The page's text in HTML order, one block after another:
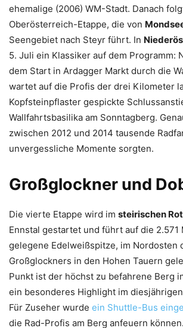
ehemalige (2006) WM-Stadt. Danach
Oberösterreich-Etappe, die von
Seengebiet nach Steyr führt. In
5. Juli ein Klassiker auf dem Programm:
dem Start in Ardagger Markt durch die
wartet auf die Profis der drei Kilometer
Kopfsteinpflaster gespickte
Wallfahrtsbasilika am Sonntagberg.
zwischen 2012 und 2014 tausende
unvergessliche Momente sorgten.
Großglockner und
Die vierte Etappe wird im steirischen
Ennstal gestartet und führt auf die 2.571
gelegene Edelweißspitze, im Nordosten
Großglockners in den Hohen Tauern
Punkt ist der höchst zu befahrene Berg
ein besonderes Highlight im
Für Zuseher wurde ein Shuttle-Bus
die Rad-Profis am Berg anfeuern